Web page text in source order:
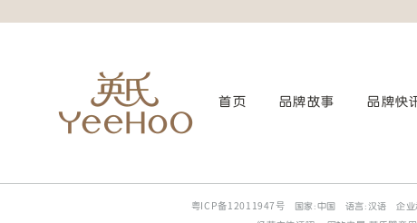
首页 品牌故事 品牌快
粤ICP备12011947号 国家:中国 语言:汉语
企